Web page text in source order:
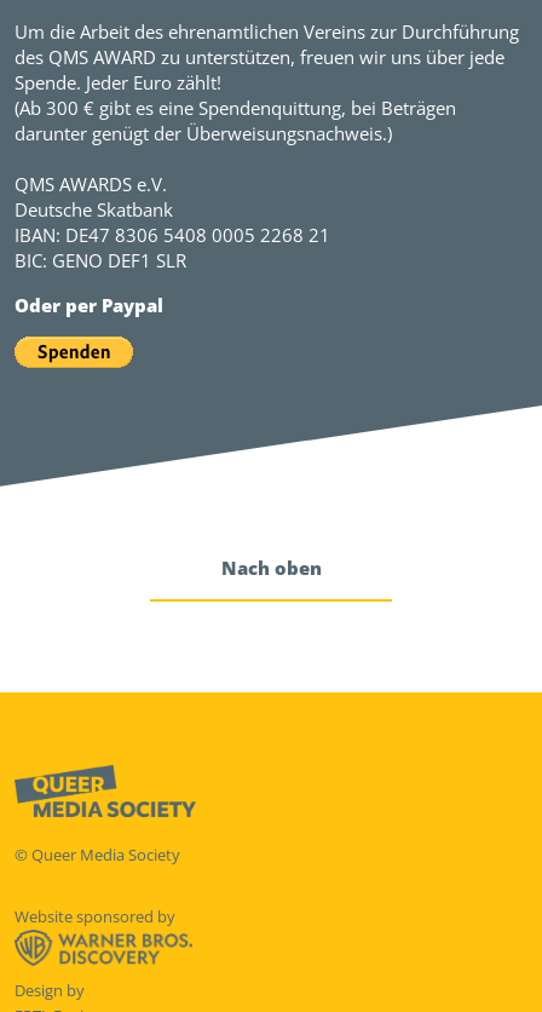
Um die Arbeit des ehrenamtlichen Vereins zur Durchführung
des QMS AWARD zu unterstützen, freuen wir uns über jede
Spende. Jeder Euro zählt!
(Ab 300 € gibt es eine Spendenquittung, bei Beträgen
darunter genügt der Überweisungsnachweis.)
QMS AWARDS e.V.
Deutsche Skatbank
IBAN: DE47 8306 5408 0005 2268 21
BIC: GENO DEF1 SLR
Oder per Paypal
Nach oben
© Queer Media Society
Website sponsored by
Design by